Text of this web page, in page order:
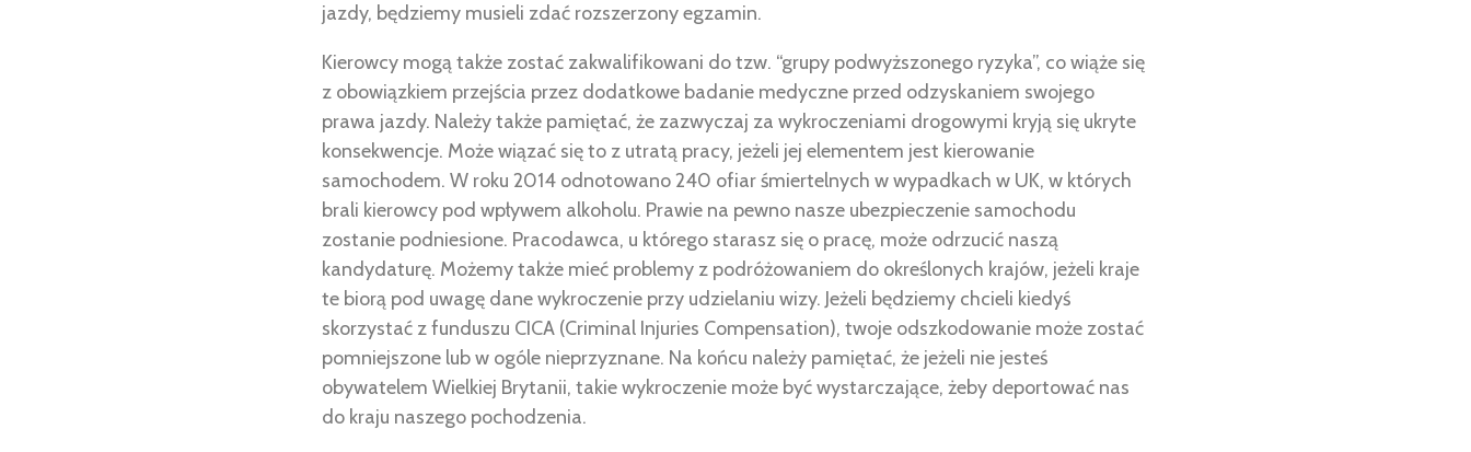
jazdy, będziemy musieli zdać rozszerzony egzamin.
Kierowcy mogą także zostać zakwalifikowani do tzw. “grupy podwyższonego ryzyka”, co wiąże się
z obowiązkiem przejścia przez dodatkowe badanie medyczne przed odzyskaniem swojego
prawa jazdy. Należy także pamiętać, że zazwyczaj za wykroczeniami drogowymi kryją się ukryte
konsekwencje. Może wiązać się to z utratą pracy, jeżeli jej elementem jest kierowanie
samochodem. W roku 2014 odnotowano 240 ofiar śmiertelnych w wypadkach w UK, w których
brali kierowcy pod wpływem alkoholu. Prawie na pewno nasze ubezpieczenie samochodu
zostanie podniesione. Pracodawca, u którego starasz się o pracę, może odrzucić naszą
kandydaturę. Możemy także mieć problemy z podróżowaniem do określonych krajów, jeżeli kraje
te biorą pod uwagę dane wykroczenie przy udzielaniu wizy. Jeżeli będziemy chcieli kiedyś
skorzystać z funduszu CICA (Criminal Injuries Compensation), twoje odszkodowanie może zostać
pomniejszone lub w ogóle nieprzyznane. Na końcu należy pamiętać, że jeżeli nie jesteś
obywatelem Wielkiej Brytanii, takie wykroczenie może być wystarczające, żeby deportować nas
do kraju naszego pochodzenia.